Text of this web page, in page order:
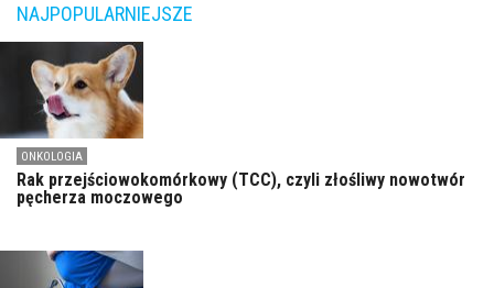
NAJPOPULARNIEJSZE
ONKOLOGIA
Rak przejściowokomórkowy (TCC), czyli złośliwy nowotwór
pęcherza moczowego